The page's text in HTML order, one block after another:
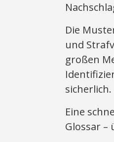
Die
und
großen
sicherlich.
Eine
Glossar –